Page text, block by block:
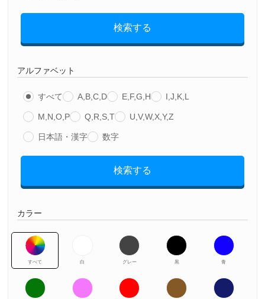
検索する
アルファベット
すべて A,B,C,D E,F,G,H I,J,K,L
M,N,O,P Q,R,S,T U,V,W,X,Y,Z
日本語・漢字 数字
検索する
カラー
すべて 白 グレー 黒 青